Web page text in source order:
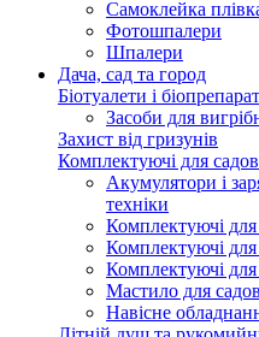
Самоклейка
Фотошпалери
Шпалери
Дача, сад та город
Біотуалети і
Засоби для
Захист від гризунів
Комплектуючі для
Акумулятори і
техніки
Комплектуючі для
Комплектуючі для
Комплектуючі
Мастило для
Навісне